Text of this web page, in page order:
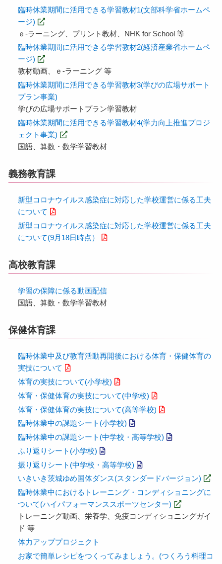
臨時休業期間に活用できる学習教材1(文部科学省ホームペ
ージ)
ｅ-ラーニング、プリント教材、NHK for School 等
臨時休業期間に活用できる学習教材2(経済産業省ホームペ
ージ)
教材動画、ｅ-ラーニング 等
臨時休業期間に活用できる学習教材3(学びの広場サポート
プラン事業)
学びの広場サポートプラン学習教材
臨時休業期間に活用できる学習教材4(学力向上推進プロジ
ェクト事業)
国語、算数・数学学習教材
義務教育課
新型コロナウイルス感染症に対応した学校運営に係る工夫
について
新型コロナウイルス感染症に対応した学校運営に係る工夫
について(9月18日時点）
高校教育課
学習の保障に係る動画配信
国語、算数・数学学習教材
保健体育課
臨時休業中及び教育活動再開後における体育・保健体育の
実技について
体育の実技について(小学校)
体育・保健体育の実技について(中学校)
体育・保健体育の実技について(高等学校)
臨時休業中の課題シート(小学校)
臨時休業中の課題シート(中学校・高等学校)
ふり返りシート(小学校)
振り返りシート(中学校・高等学校)
いきいき茨城ゆめ国体ダンス(スタンダードバージョン)
臨時休業中におけるトレーニング・コンディショニングに
ついて(ハイパフォーマンススポーツセンター)
トレーニング動画、栄養学、免疫コンディショニングガイ
ド 等
体力アッププロジェクト
お家で簡単レシピをつくってみましょう。(つくろう料理コ